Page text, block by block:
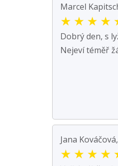
Marcel
★ ★ ★ ★
Dobrý den, s
Nejeví téměř
Jana
★ ★ ★ ★